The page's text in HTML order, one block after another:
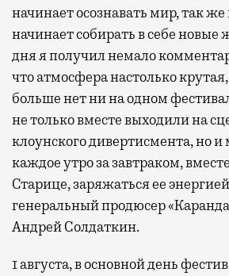
начинает осознавать мир, так
начинает собирать в себе новые
дня я получил немало
что атмосфера настолько
больше нет ни на одном
не только вместе выходили на
клоунского дивертисмента, но
каждое утро за завтраком,
Старице, заряжаться ее
генеральный продюсер
Андрей Солдаткин.
1 августа, в основной день